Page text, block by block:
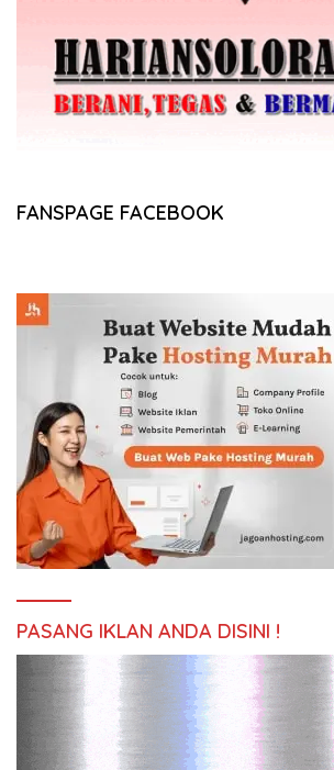
FANSPAGE FACEBOOK
PASANG IKLAN ANDA DISINI !